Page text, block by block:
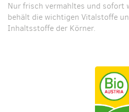
Nur frisch vermahltes und sofort
behält die wichtigen Vitalstoffe
Inhaltsstoffe der Körner.